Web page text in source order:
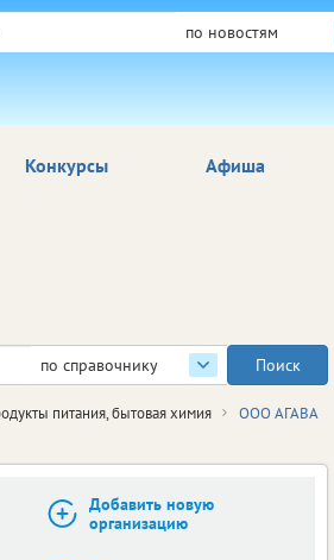
по новостям
Афиша
Конкурсы
по справочнику
питания, бытовая химия
ООО АГАВА
Добавить новую
организацию